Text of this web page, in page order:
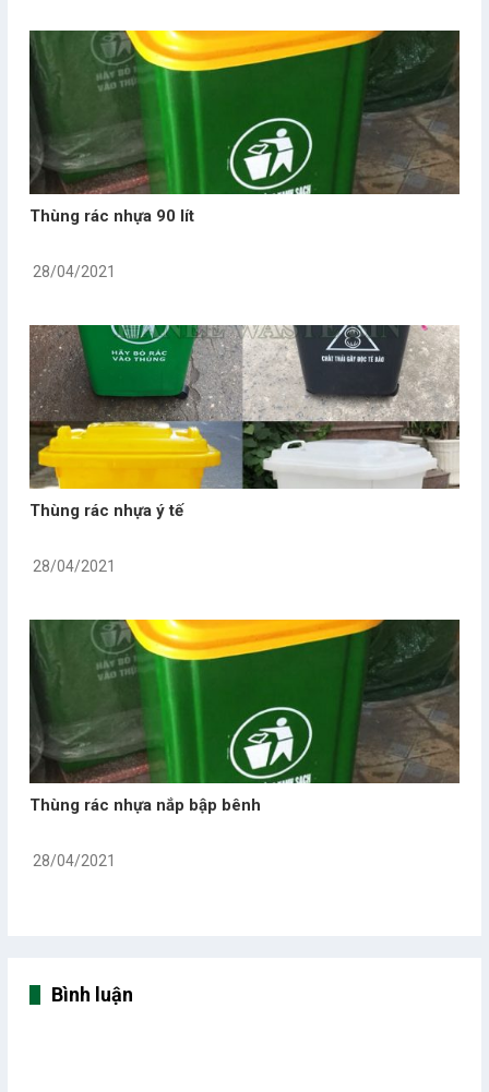
Thùng rác nhựa 90 lít
28/04/2021
Thùng rác nhựa ý tế
28/04/2021
Thùng rác nhựa nắp bập bênh
28/04/2021
Bình luận